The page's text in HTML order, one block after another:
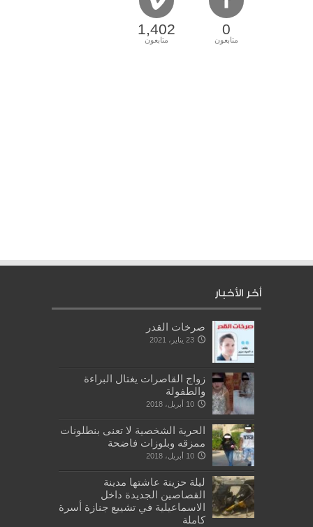
0
متابعون
1,402
متابعون
أخر الأخبار
صرخات القدر
23 يناير، 2021
زواج القاصرات يغتال البراءة
والطفولة
10 أبريل، 2018
الحرية الشخصية لا تعنى بنطلونات
ممزقه وبلوزات فاضحة
10 أبريل، 2018
ليلة حزينة عاشتها مدينة
القصاصين الجديدة داخل
الاسماعيلية في تشييع جنازة أسرة
كاملة